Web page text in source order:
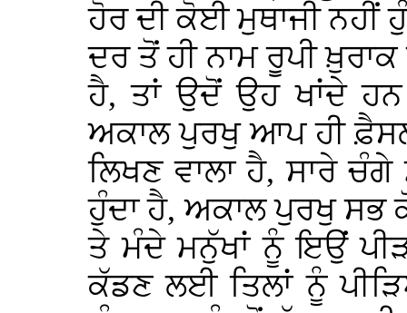
ਹੋਰ ਦੀ ਕੋਈ ਮੁਥਾਜੀ
ਦਰ ਤੋਂ ਹੀ ਨਾਮ ਰੂਪੀ
ਹੈ, ਤਾਂ ਉਦੋਂ ਉਹ ਖਾਂਦੇ
ਅਕਾਲ ਪੁਰਖੁ ਆਪ ਹੀ
ਲਿਖਣ ਵਾਲਾ ਹੈ, ਸਾਰੇ
ਹੁੰਦਾ ਹੈ, ਅਕਾਲ ਪੁਰਖੁ ਸਭ
ਤੇ ਮੰਦੇ ਮਨੁੱਖਾਂ ਨੂੰ ਇਉਂ
ਕੱਡਣ ਲਈ ਤਿਲਾਂ ਨੂੰ